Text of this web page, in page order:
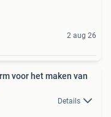
2 aug 26
voor het maken van
Details